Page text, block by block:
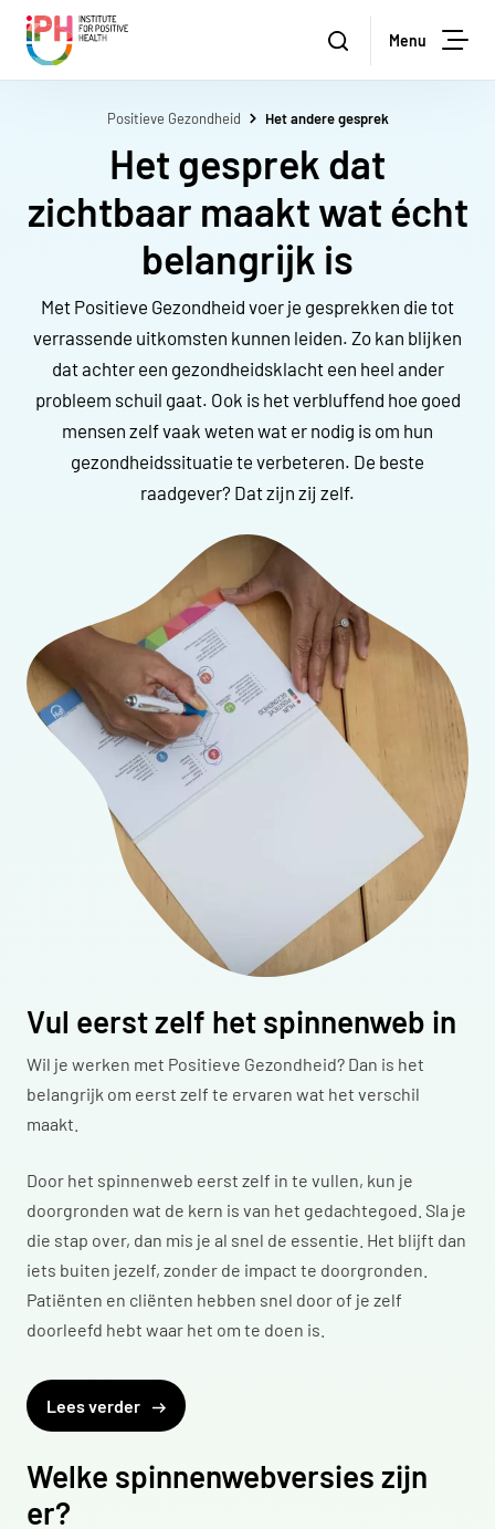
Institute for Positive Health Zoeken
Menu
Positieve Gezondheid Het andere gesprek
Het gesprek dat
zichtbaar maakt wat écht
belangrijk is
Met Positieve Gezondheid voer je gesprekken die tot
verrassende uitkomsten kunnen leiden. Zo kan blijken
dat achter een gezondheidsklacht een heel ander
probleem schuil gaat. Ook is het verbluffend hoe goed
mensen zelf vaak weten wat er nodig is om hun
gezondheidssituatie te verbeteren. De beste
raadgever? Dat zijn zij zelf.
Vul eerst zelf het spinnenweb in
Wil je werken met Positieve Gezondheid? Dan is het
belangrijk om eerst zelf te ervaren wat het verschil
maakt.
Door het spinnenweb eerst zelf in te vullen, kun je
doorgronden wat de kern is van het gedachtegoed. Sla je
die stap over, dan mis je al snel de essentie. Het blijft dan
iets buiten jezelf, zonder de impact te doorgronden.
Patiënten en cliënten hebben snel door of je zelf
doorleefd hebt waar het om te doen is.
Lees verder
Welke spinnenwebversies zijn
er?